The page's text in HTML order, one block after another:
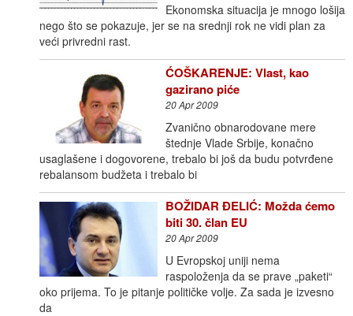
Ekonomska situacija je mnogo lošija
nego što se pokazuje, jer se na srednji rok ne vidi plan za
veći privredni rast.
ĆOŠKARENJE: Vlast, kao
gazirano piće
20 Apr 2009
Zvanično obnarodovane mere
štednje Vlade Srbije, konačno
usaglašene i dogovorene, trebalo bi još da budu potvrđene
rebalansom budžeta i trebalo bi
BOŽIDAR ĐELIĆ: Možda ćemo
biti 30. član EU
20 Apr 2009
U Evropskoj uniji nema
raspoloženja da se prave „paketi“
oko prijema. To je pitanje političke volje. Za sada je izvesno
da